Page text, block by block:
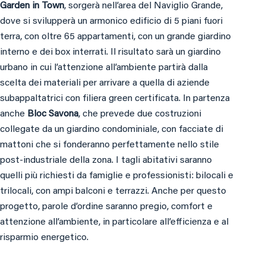
Garden in Town, sorgerà nell’area del Naviglio Grande,
dove si svilupperà un armonico edificio di 5 piani fuori
terra, con oltre 65 appartamenti, con un grande giardino
interno e dei box interrati. Il risultato sarà un giardino
urbano in cui l’attenzione all’ambiente partirà dalla
scelta dei materiali per arrivare a quella di aziende
subappaltatrici con filiera green certificata. In partenza
anche Bloc Savona, che prevede due costruzioni
collegate da un giardino condominiale, con facciate di
mattoni che si fonderanno perfettamente nello stile
post-industriale della zona. I tagli abitativi saranno
quelli più richiesti da famiglie e professionisti: bilocali e
trilocali, con ampi balconi e terrazzi. Anche per questo
progetto, parole d’ordine saranno pregio, comfort e
attenzione all’ambiente, in particolare all’efficienza e al
risparmio energetico.